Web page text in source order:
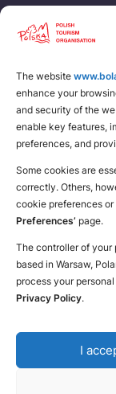
The website
enhance your
and security of the
enable key features,
preferences, and
Some cookies are
correctly. Others,
cookie preferences
Preferences’ page.
The controller of your
based in Warsaw,
process your
Privacy Policy.
I